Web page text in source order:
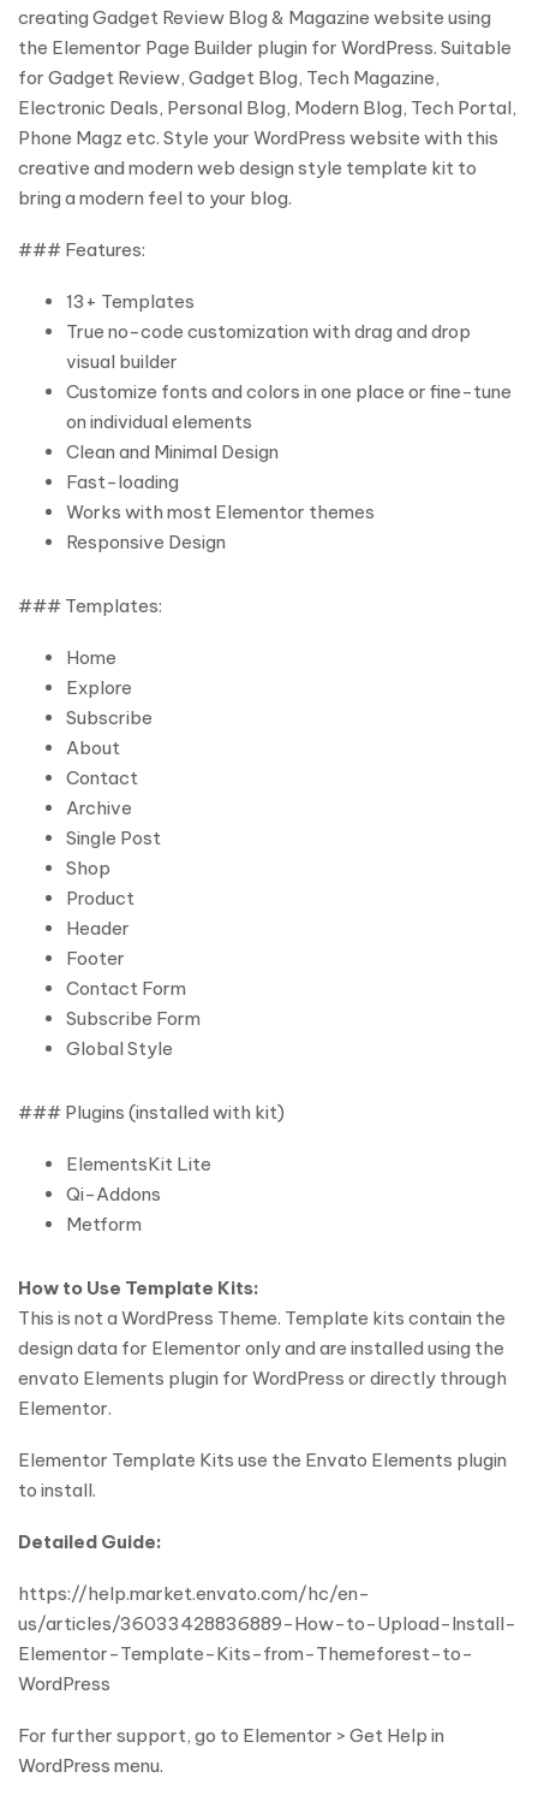
creating Gadget Review Blog & Magazine website using
the Elementor Page Builder plugin for WordPress. Suitable
for Gadget Review, Gadget Blog, Tech Magazine,
Electronic Deals, Personal Blog, Modern Blog, Tech Portal,
Phone Magz etc. Style your WordPress website with this
creative and modern web design style template kit to
bring a modern feel to your blog.
### Features:
13+ Templates
True no-code customization with drag and drop
visual builder
Customize fonts and colors in one place or fine-tune
on individual elements
Clean and Minimal Design
Fast-loading
Works with most Elementor themes
Responsive Design
### Templates:
Home
Explore
Subscribe
About
Contact
Archive
Single Post
Shop
Product
Header
Footer
Contact Form
Subscribe Form
Global Style
### Plugins (installed with kit)
ElementsKit Lite
Qi-Addons
Metform
How to Use Template Kits:
This is not a WordPress Theme. Template kits contain the
design data for Elementor only and are installed using the
envato Elements plugin for WordPress or directly through
Elementor.
Elementor Template Kits use the Envato Elements plugin
to install.
Detailed Guide:
https://help.market.envato.com/hc/en-
us/articles/36033428836889-How-to-Upload-Install-
Elementor-Template-Kits-from-Themeforest-to-
WordPress
For further support, go to Elementor > Get Help in
WordPress menu.